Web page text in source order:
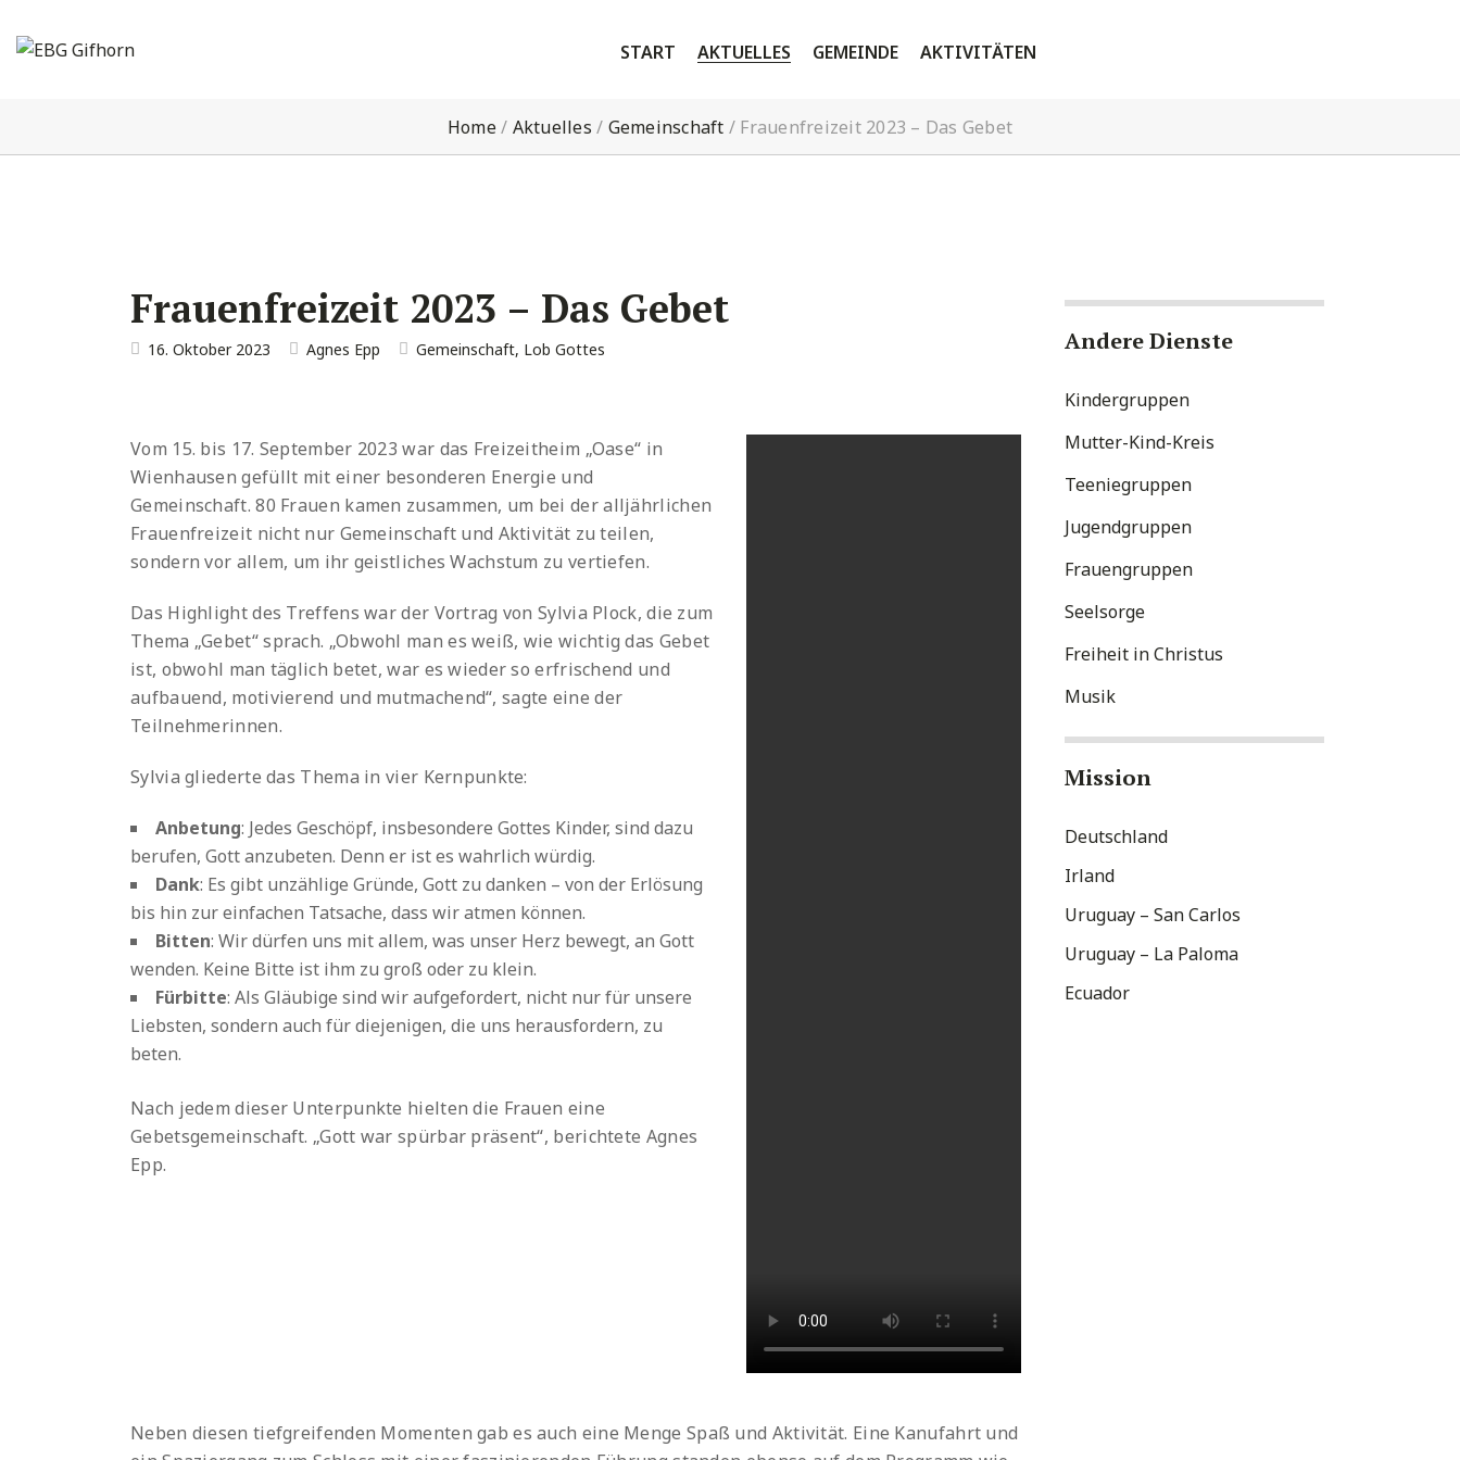
START AKTUELLES GEMEINDE AKTIVITÄTEN
Home/ Aktuelles / Gemeinschaft / Frauenfreizeit 2023 – Das Gebet
Frauenfreizeit 2023 – Das Gebet
16. Oktober 2023 Agnes Epp Gemeinschaft, Lob Gottes
Vom 15. bis 17. September 2023 war das Freizeitheim „Oase“ in
Wienhausen gefüllt mit einer besonderen Energie und
Gemeinschaft. 80 Frauen kamen zusammen, um bei der alljährlichen
Frauenfreizeit nicht nur Gemeinschaft und Aktivität zu teilen,
sondern vor allem, um ihr geistliches Wachstum zu vertiefen.
Das Highlight des Treffens war der Vortrag von Sylvia Plock, die zum
Thema „Gebet“ sprach. „Obwohl man es weiß, wie wichtig das Gebet
ist, obwohl man täglich betet, war es wieder so erfrischend und
aufbauend, motivierend und mutmachend“, sagte eine der
Teilnehmerinnen.
Sylvia gliederte das Thema in vier Kernpunkte:
Anbetung: Jedes Geschöpf, insbesondere Gottes Kinder, sind dazu
berufen, Gott anzubeten. Denn er ist es wahrlich würdig.
Dank: Es gibt unzählige Gründe, Gott zu danken – von der Erlösung
bis hin zur einfachen Tatsache, dass wir atmen können.
Bitten: Wir dürfen uns mit allem, was unser Herz bewegt, an Gott
wenden. Keine Bitte ist ihm zu groß oder zu klein.
Fürbitte: Als Gläubige sind wir aufgefordert, nicht nur für unsere
Liebsten, sondern auch für diejenigen, die uns herausfordern, zu
beten.
Nach jedem dieser Unterpunkte hielten die Frauen eine
Gebetsgemeinschaft. „Gott war spürbar präsent“, berichtete Agnes
Epp.
Neben diesen tiefgreifenden Momenten gab es auch eine Menge Spaß und Aktivität. Eine Kanufahrt und
Andere Dienste
Kindergruppen
Mutter-Kind-Kreis
Teeniegruppen
Jugendgruppen
Frauengruppen
Seelsorge
Freiheit in Christus
Musik
Mission
Deutschland
Irland
Uruguay – San Carlos
Uruguay – La Paloma
Ecuador